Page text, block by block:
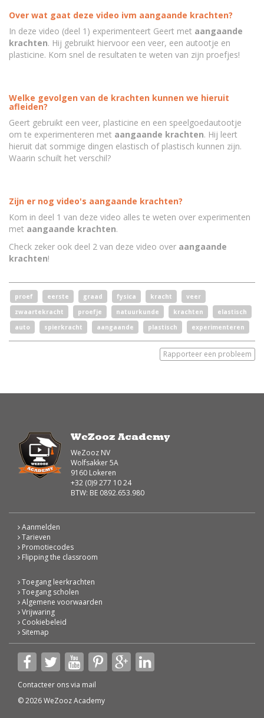
Over wat gaat deze video ivm aangaande krachten?
In deze video (deel 1) experimenteert Geert met aangaande
krachten. Hij gebruikt hiervoor een veer, een autootje en
plasticine. Kom snel de resultaten te weten van zijn proefjes!
Welke gevolgen van de krachten kunnen we hieruit
afleiden?
Geert gebruikt een veer, plasticine en een speelgoedautootje
om te experimenteren met aangaande krachten. Hij leert
hieruit dat sommige dingen elastisch of plastisch kunnen zijn.
Waarin schuilt het verschil?
Zijn er nog video's aangaande krachten?
Kom in deel 1 van deze video alles te weten over experimenten
met aangaande krachten.
Check zeker ook deel 2 van deze video over aangaande
krachten!
proef eerste graad fysica kracht
veer
zwaartekracht
proefje natuurkunde krachten
elastisch
auto
spierkracht aangaande plastisch experimenteren
Rapporteer een probleem
WeZooz Academy
WeZooz NV
Wolfsakker 5A
9160 Lokeren
+32 (0)9 277 10 24
BTW: BE 0892.653.980
Aanmelden
Tarieven
Promotiecodes
Flipping the classroom
Toegang leerkrachten
Toegang scholen
Algemene voorwaarden
Vrijwaring
Cookiebeleid
Sitemap
Contacteer ons via mail
© 2026 WeZooz Academy